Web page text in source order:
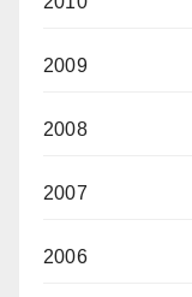
2009
2008
2007
2006